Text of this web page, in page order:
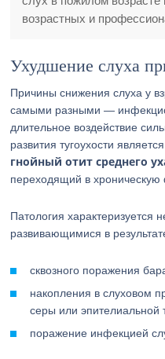
возрастных и
Ухудшение слуха
Причины снижения слуха у
самыми разными —
длительное воздействие
развития тугоухости является
гнойный отит среднего
переходящий в хроническую
Патология характеризуется
развивающимися в
сквозного поражения
накопления в слуховом
серы или эпителиальной
поражение инфекцией